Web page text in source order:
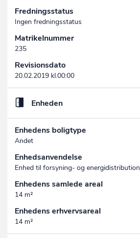
Fredningsstatus
Ingen fredningsstatus
Matrikelnummer
235
Revisionsdato
20.02.2019 kl.00:00
Enheden
Enhedens boligtype
Andet
Enhedsanvendelse
Enhed til forsyning- og energidistribution
Enhedens samlede areal
14 m²
Enhedens erhvervsareal
14 m²